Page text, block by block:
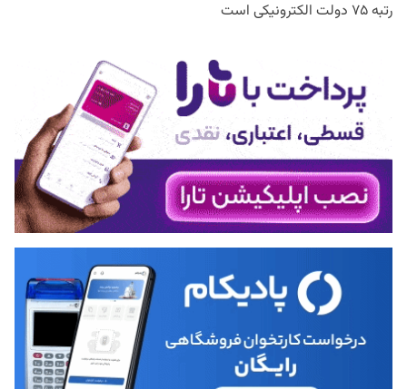
رتبه ۷۵ دولت الکترونیکی است